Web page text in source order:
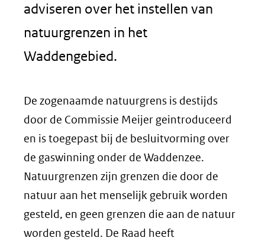
adviseren over het instellen van
natuurgrenzen in het
Waddengebied.
De zogenaamde natuurgrens is destijds
door de Commissie Meijer geintroduceerd
en is toegepast bij de besluitvorming over
de gaswinning onder de Waddenzee.
Natuurgrenzen zijn grenzen die door de
natuur aan het menselijk gebruik worden
gesteld, en geen grenzen die aan de natuur
worden gesteld. De Raad heeft